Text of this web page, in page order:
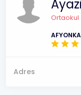
Ortaokul
Adres